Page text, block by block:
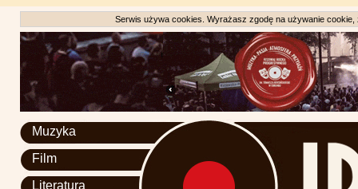
Serwis używa cookies. Wyrażasz zgodę na używanie
Muzyka
Film
Literatura